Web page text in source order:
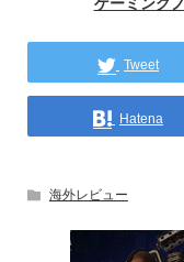
ゲーミング
Tweet
Hatena
海外レビュー